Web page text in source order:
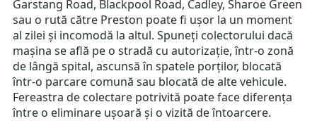
Garstang Road, Blackpool Road, Cadley, Sharoe Green
sau o rută către Preston poate fi ușor la un moment
al zilei și incomodă la altul. Spuneți colectorului dacă
mașina se află pe o stradă cu autorizație, într-o zonă
de lângă spital, ascunsă în spatele porților, blocată
într-o parcare comună sau blocată de alte vehicule.
Fereastra de colectare potrivită poate face diferența
între o eliminare ușoară și o vizită de întoarcere.